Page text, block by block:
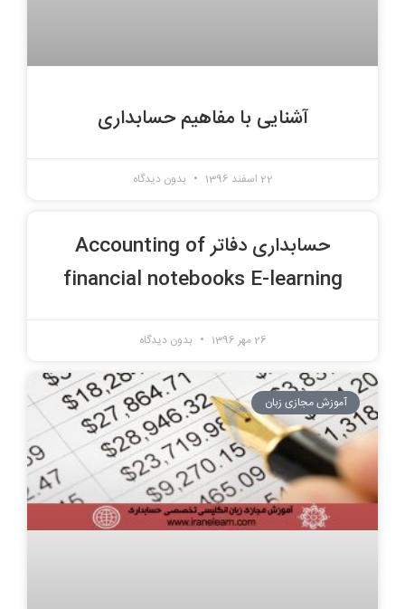
آشنایی با مفاهیم حسابداری
22 اسفند 1396 بدون دیدگاه
حسابداری دفاتر Accounting of
financial notebooks E-learning
26 مهر 1396 بدون دیدگاه
آموزش مجازی زبان